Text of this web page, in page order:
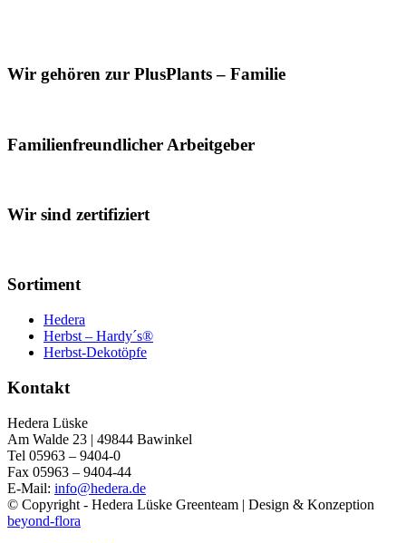
Wir gehören zur PlusPlants – Familie
Familienfreundlicher Arbeitgeber
Wir sind zertifiziert
Sortiment
Hedera
Herbst – Hardy´s®
Herbst-Dekotöpfe
Kontakt
Hedera Lüske
Am Walde 23 | 49844 Bawinkel
Tel 05963 – 9404-0
Fax 05963 – 9404-44
E-Mail: info@hedera.de
© Copyright - Hedera Lüske Greenteam | Design & Konzeption
beyond-flora